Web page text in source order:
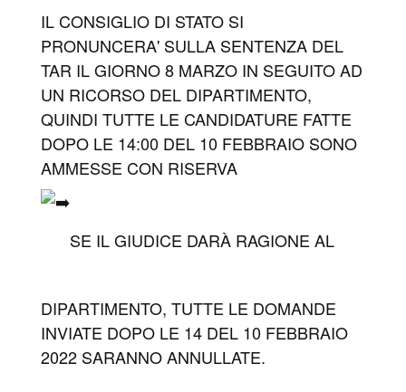
IL CONSIGLIO DI STATO SI
PRONUNCERA' SULLA SENTENZA DEL
TAR IL GIORNO 8 MARZO IN SEGUITO AD
UN RICORSO DEL DIPARTIMENTO,
QUINDI TUTTE LE CANDIDATURE FATTE
DOPO LE 14:00 DEL 10 FEBBRAIO SONO
AMMESSE CON RISERVA
SE IL GIUDICE DARÀ RAGIONE AL
DIPARTIMENTO, TUTTE LE DOMANDE
INVIATE DOPO LE 14 DEL 10 FEBBRAIO
2022 SARANNO ANNULLATE.